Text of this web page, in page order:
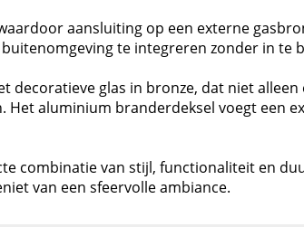
aansluiting op een externe
te integreren zonder in te
decoratieve glas in bronze, dat niet
aluminium branderdeksel voegt een
combinatie van stijl, functionaliteit en
van een sfeervolle ambiance.